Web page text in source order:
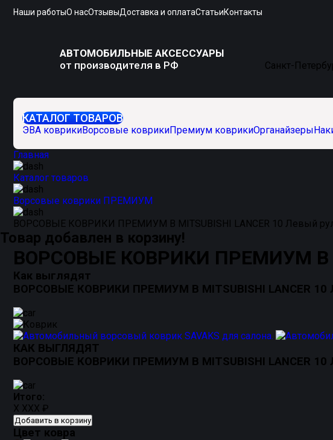
Наши работыО насОтзывыДоставка и оплатаСтатьиКонтакты
АВТОМОБИЛЬНЫЕ АКСЕССУАРЫ
от производителя в РФ
Санкт-
КАТАЛОГ ТОВАРОВ
ЭВА коврикиВорсовые коврикиПремиум коврикиОрганайзеры
Главная
Каталог товаров
Ворсовые коврики ПРЕМИУМ
ВОРСОВЫЕ КОВРИКИ ПРЕМИУМ В MITSUBISHI LANCER 10 Левый
Товар добавлен в корзину!
ВОРСОВЫЕ КОВРИКИ ПРЕМИУМ В
Как выглядят
ВОРСОВЫЕ КОВРИКИ ПРЕМИУМ В MITSUBISHI LANCER 10
КАК ВЫГЛЯДЯТ
ВОРСОВЫЕ КОВРИКИ ПРЕМИУМ В MITSUBISHI LANCER 10
Итого:
X XXX ₽
Добавить в корзину
Цвет ковра